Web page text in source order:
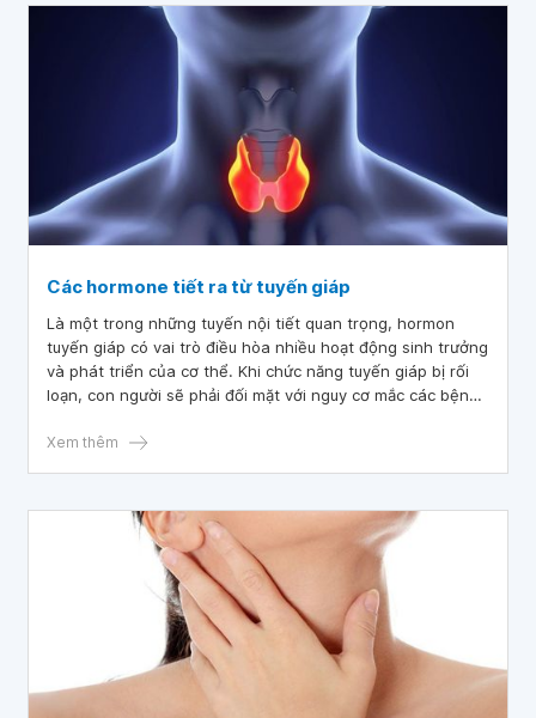
Các hormone tiết ra từ tuyến giáp
Là một trong những tuyến nội tiết quan trọng, hormon
tuyến giáp có vai trò điều hòa nhiều hoạt động sinh trưởng
và phát triển của cơ thể. Khi chức năng tuyến giáp bị rối
loạn, con người sẽ phải đối mặt với nguy cơ mắc các bệnh
trạng, ung thư tuyến giáp....
Xem thêm